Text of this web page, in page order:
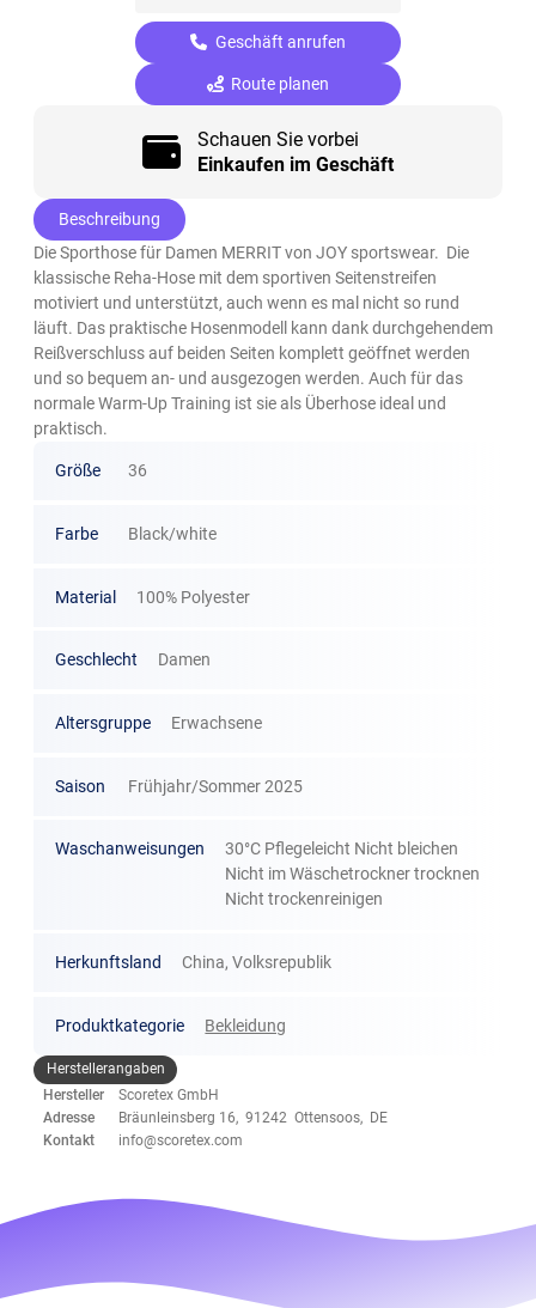
Geschäft anrufen
Route planen
Schauen Sie vorbei
Einkaufen im Geschäft
Beschreibung
Die Sporthose für Damen MERRIT von JOY sportswear. Die
klassische Reha-Hose mit dem sportiven Seitenstreifen
motiviert und unterstützt, auch wenn es mal nicht so rund
läuft. Das praktische Hosenmodell kann dank durchgehendem
Reißverschluss auf beiden Seiten komplett geöffnet werden
und so bequem an- und ausgezogen werden. Auch für das
normale Warm-Up Training ist sie als Überhose ideal und
praktisch.
Größe 36
Farbe Black/white
Material 100% Polyester
Geschlecht Damen
Altersgruppe Erwachsene
Saison Frühjahr/Sommer 2025
Waschanweisungen
30°C Pflegeleicht Nicht bleichen
Nicht im Wäschetrockner trocknen
Nicht trockenreinigen
Herkunftsland China, Volksrepublik
Produktkategorie Bekleidung
Herstellerangaben
Hersteller
Scoretex GmbH
Adresse
Bräunleinsberg 16, 91242 Ottensoos, DE
Kontakt
info@scoretex.com